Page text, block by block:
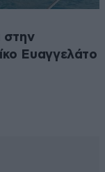
στην
Ευαγγελάτο